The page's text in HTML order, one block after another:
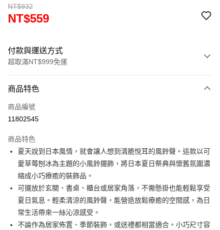
NT$932
NT$559
付款與運送方式
超取滿NT$999免運
信用卡一次付款
信用卡分期付款
合作金庫商業銀行
華南商業銀行
彰化商業銀行
上海商業儲蓄銀行
台北富邦商業銀行
國泰世華商業銀行
臺灣中小企業銀行
台中商業銀行
匯豐（台灣）商業銀行
華泰商業銀行
聯邦商業銀行
遠東國際商業銀行
元大商業銀行
玉山商業銀行
星展（台灣）商業銀行
超商取貨付款
LINE Pay
Apple Pay
街口支付
商品特色
商品編號
11802545
商品特色
夏天說到日本風情，就會讓人想到清脆悅耳的風鈴聲。這款以可
愛草莓刨冰為主題的小風鈴擺飾，將日本夏日祭典與懷舊氛圍濃
縮成小巧療癒的裝飾品。
可擺放於玄關、書桌、櫃台或居家角落，不需懸掛也能輕鬆享受
夏日氣息。輕柔清涼的風鈴聲，能營造放鬆療癒的空間感，為日
常生活帶來一絲沁涼感受。
不論作為居家佈置、季節裝飾，或送禮都相當適合。小巧尺寸容